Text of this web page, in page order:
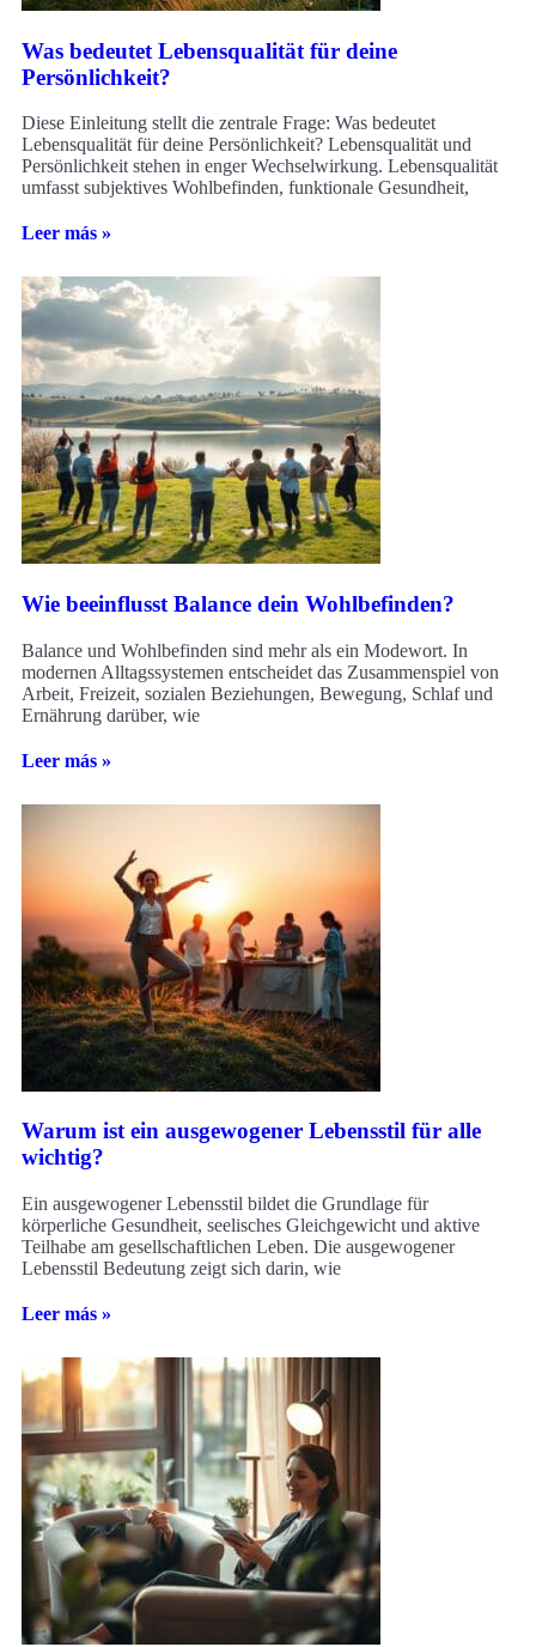
Was bedeutet Lebensqualität für deine
Persönlichkeit?
Diese Einleitung stellt die zentrale Frage: Was bedeutet
Lebensqualität für deine Persönlichkeit? Lebensqualität und
Persönlichkeit stehen in enger Wechselwirkung. Lebensqualität
umfasst subjektives Wohlbefinden, funktionale Gesundheit,
Leer más »
Wie beeinflusst Balance dein Wohlbefinden?
Balance und Wohlbefinden sind mehr als ein Modewort. In
modernen Alltagssystemen entscheidet das Zusammenspiel von
Arbeit, Freizeit, sozialen Beziehungen, Bewegung, Schlaf und
Ernährung darüber, wie
Leer más »
Warum ist ein ausgewogener Lebensstil für alle
wichtig?
Ein ausgewogener Lebensstil bildet die Grundlage für
körperliche Gesundheit, seelisches Gleichgewicht und aktive
Teilhabe am gesellschaftlichen Leben. Die ausgewogener
Lebensstil Bedeutung zeigt sich darin, wie
Leer más »